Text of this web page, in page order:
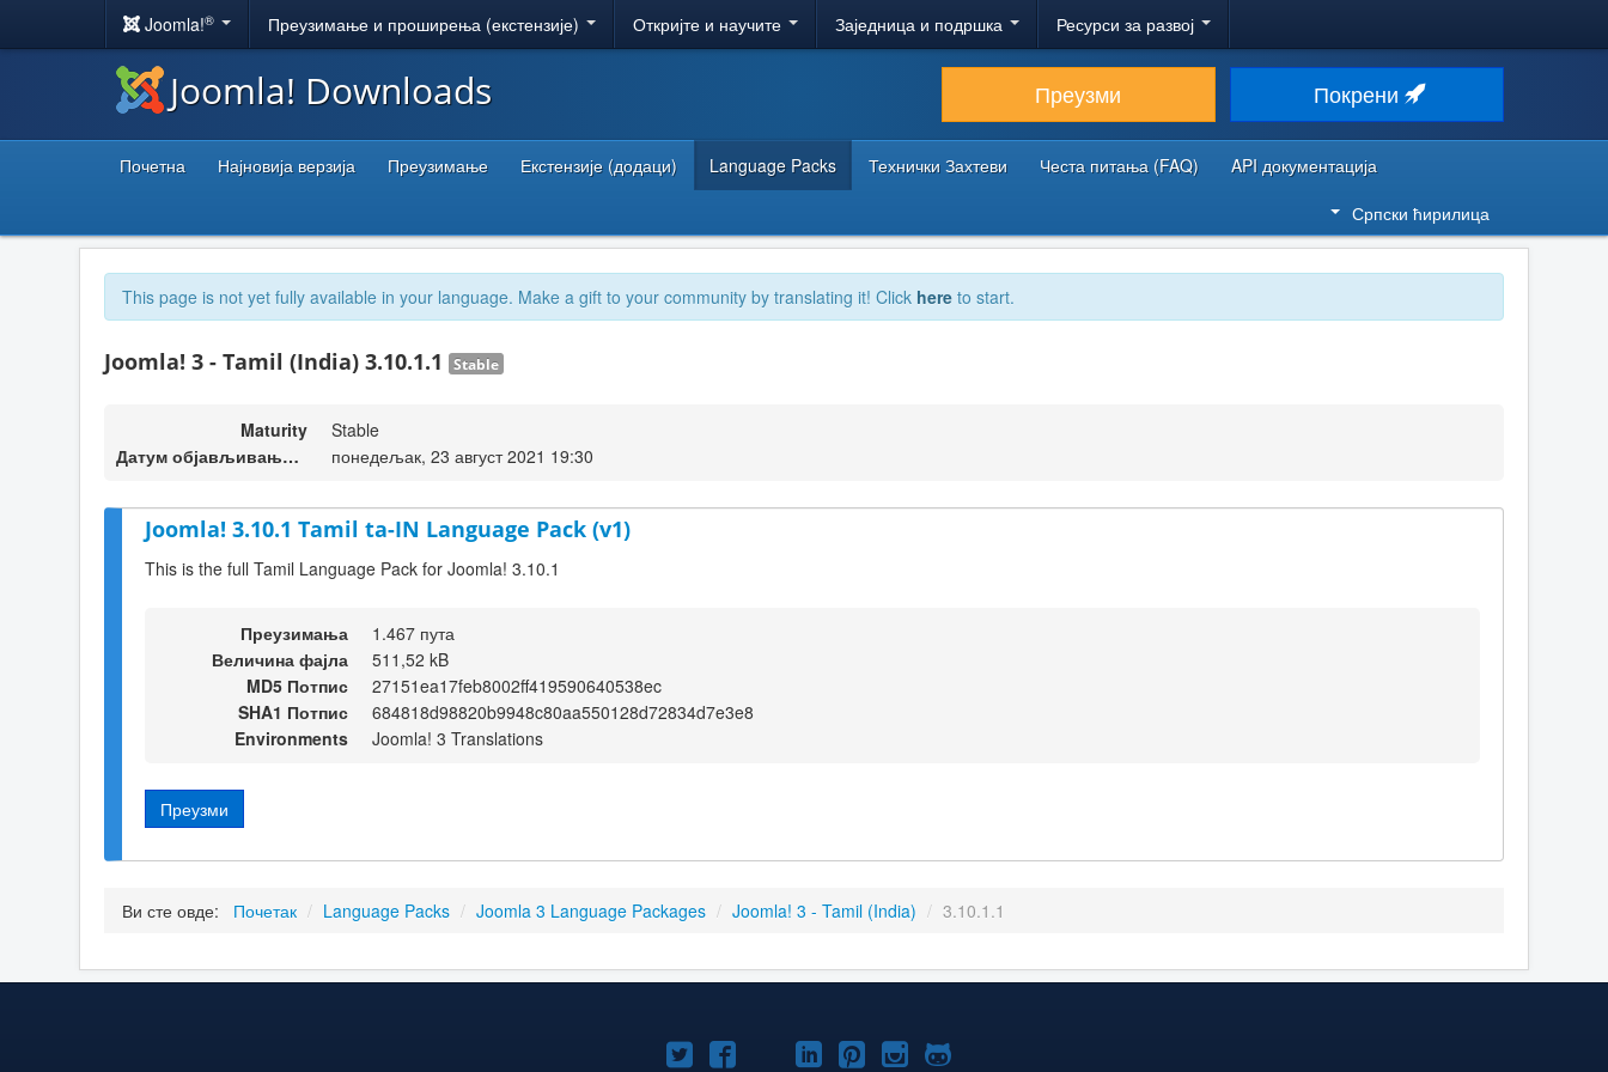
Joomla!® Преузимање и проширења (екстензије) Откријте и научите Заједница и подршка Ресурси за развој
Joomla! Downloads Преузми Покрени
Почетна Најновија верзија Преузимање Екстензије (додаци) Language Packs Технички Захтеви Честа питања (FAQ)
API документација
Српски ћирилица
This page is not yet fully available in your language. Make a gift to your community by translating it! Click here to start.
Joomla! 3 - Tamil (India) 3.10.1.1 Stable
Maturity
Stable
Датум објављивања верзије
понедељак, 23 август 2021 19:30
Joomla! 3.10.1 Tamil ta-IN Language Pack (v1)
This is the full Tamil Language Pack for Joomla! 3.10.1
Преузимања
1.467 пута
Величина фајла
511,52 kB
MD5 Потпис
27151ea17feb8002ff419590640538ec
SHA1 Потпис
684818d98820b9948c80aa550128d72834d7e3e8
Environments
Joomla! 3 Translations
Преузми
Ви сте овде: Почетак / Language Packs / Joomla 3 Language Packages / Joomla! 3 - Tamil (India) / 3.10.1.1
Joomla!Joomla!Joomla!
Joomla!Joomla!
Joomla!Joomla!